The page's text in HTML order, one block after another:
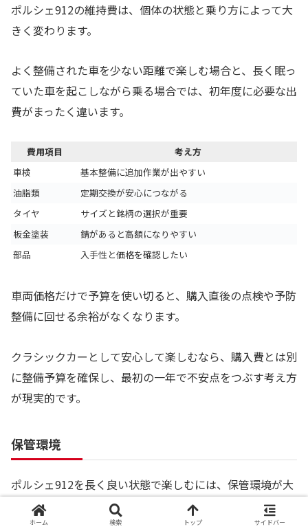
ポルシェ912の維持費は、個体の状態と乗り方によって大
きく変わります。
よく整備された車を少ない距離で楽しむ場合と、長く眠っ
ていた車を起こしながら乗る場合では、初年度に必要な出
費がまったく違います。
費用項目
考え方
車検
基本整備に追加作業が出やすい
油脂類
定期交換が安心につながる
タイヤ
サイズと銘柄の選択が重要
板金塗装
錆があると高額になりやすい
部品
入手性と価格を確認したい
車両価格だけで予算を使い切ると、購入直後の点検や予防
整備に回せる余裕がなくなります。
クラシックカーとして安心して楽しむなら、購入費とは別
に整備予算を確保し、最初の一年で不安点をつぶす考え方
が現実的です。
保管環境
ポルシェ912を長く良い状態で楽しむには、保管環境が大
きな意味を持ちます。
ホーム 検索 トップ サイドバー